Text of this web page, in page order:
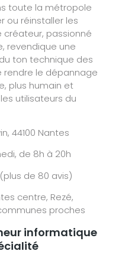
toute la métropole
ou réinstaller les
créateur, passionné
revendique une
ton technique des
rendre le dépannage
plus humain et
utilisateurs du
44100 Nantes
de 8h à 20h
de 80 avis)
centre, Rezé,
proches
informatique